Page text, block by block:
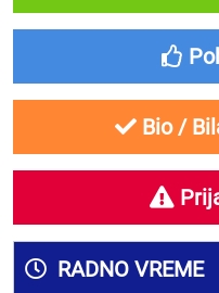
Bio /
RADNO VREME